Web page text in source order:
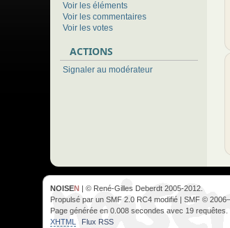
Voir les éléments
Voir les commentaires
Voir les votes
ACTIONS
Signaler au modérateur
NOISEN | © René-Gilles Deberdt 2005-2012.
Propulsé par un SMF 2.0 RC4 modifié | SMF ©
Page générée en 0.008 secondes avec 19 requêtes.
XHTML
Flux RSS